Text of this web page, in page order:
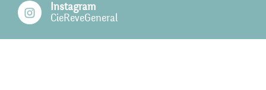
Instagram
CieReveGeneral